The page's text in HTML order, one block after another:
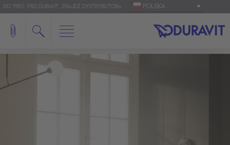
DO 'PRO': PRO.DURAVIT ZNAJDŹ DYSTRYBUTORA POLSKA